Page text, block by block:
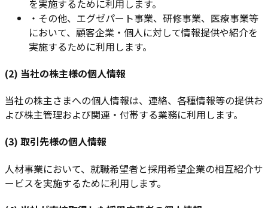
を実施するために利用します。
・ その他、エグゼパート事業、研修事業、医療事業等
において、顧客企業・個人に対して情報提供や紹介を
実施するために利用します。
(2) 当社の株主様の個人情報
当社の株主さまへの個人情報は、連絡、各種情報等の提供お
よび株主管理および関連・付帯する業務に利用します。
(3) 取引先様の個人情報
人材事業において、就職希望者と採用希望企業の相互紹介サ
ービスを実施するために利用します。